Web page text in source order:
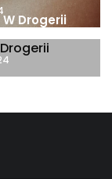
Drogerii